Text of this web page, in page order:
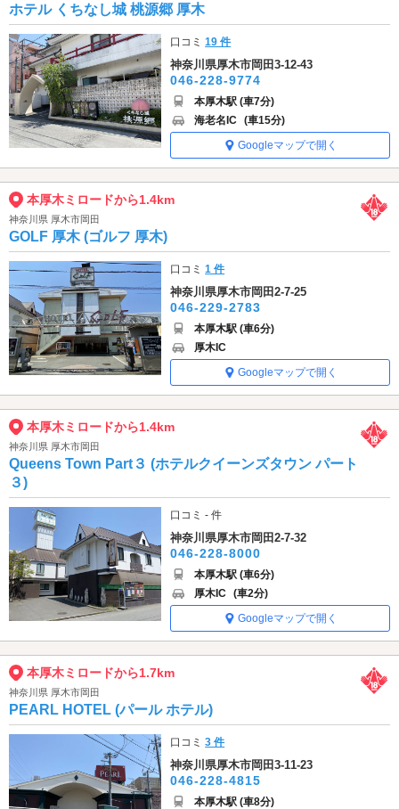
ホテル くちなし城 桃源郷 厚木
口コミ19 件
神奈川県厚木市岡田3-12-43
046-228-9774
本厚木駅 (車7分)
海老名IC (車15分)
Googleマップで開く
本厚木ミロードから1.4km
神奈川県 厚木市岡田
GOLF 厚木 (ゴルフ 厚木)
口コミ1 件
神奈川県厚木市岡田2-7-25
046-229-2783
本厚木駅 (車6分)
厚木IC
Googleマップで開く
本厚木ミロードから1.4km
神奈川県 厚木市岡田
Queens Town Part３ (ホテルクイーンズタウン パート
３)
口コミ - 件
神奈川県厚木市岡田2-7-32
046-228-8000
本厚木駅 (車6分)
厚木IC (車2分)
Googleマップで開く
本厚木ミロードから1.7km
神奈川県 厚木市岡田
PEARL HOTEL (パール ホテル)
口コミ3 件
神奈川県厚木市岡田3-11-23
046-228-4815
本厚木駅 (車8分)